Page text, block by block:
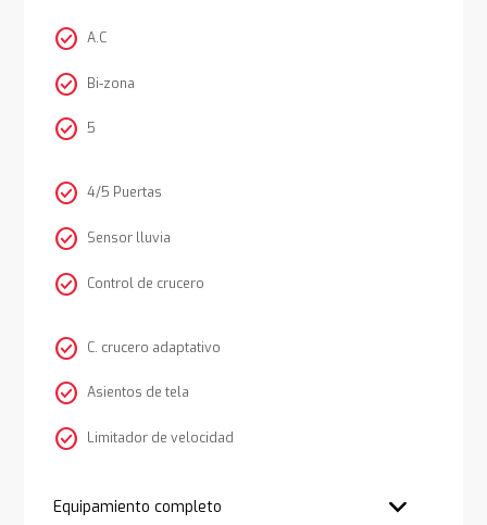
check_circle A.C
check_circle Bi-zona
check_circle 5
check_circle 4/5 Puertas
check_circle Sensor lluvia
check_circle Control de crucero
check_circle C. crucero adaptativo
check_circle Asientos de tela
check_circle Limitador de velocidad
Equipamiento completo